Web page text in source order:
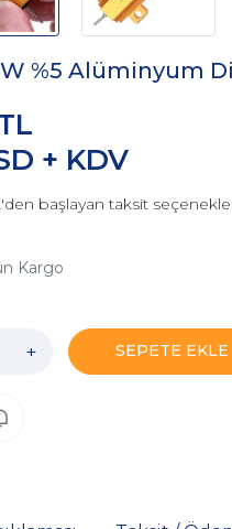
%5 Alüminyum
+ KDV
'den başlayan taksit
Kargo
+ SEPETE EKLE